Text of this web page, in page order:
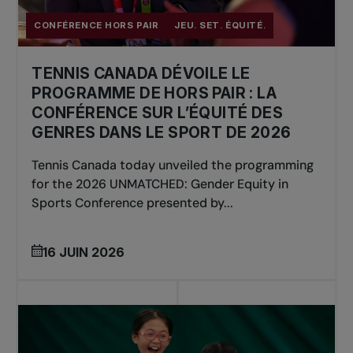
Vous devez soumettre votre candidature avant
la date de début d’un stage ou d’une activité
Les candidates seront informées de leur statut
dans un délai d’un mois après la soumission de
leur dossier.
Pour en savoir plus sur le programme
et soumettre votre candidature,
compte APT et consulter la section
Avantages de niveau 2.
CONFÉRENCE HORS PAIR JEU. SET. ÉQUITÉ.
TENNIS CANADA DÉVOILE LE
PROGRAMME DE HORS PAIR : LA
CONFÉRENCE SUR L’ÉQUITÉ DES
GENRES DANS LE SPORT DE 2026
Tennis Canada today unveiled the programming
for the 2026 UNMATCHED: Gender Equity in
Sports Conference presented by...
16 JUIN 2026